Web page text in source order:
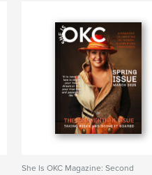
She Is OKC Magazine: Second